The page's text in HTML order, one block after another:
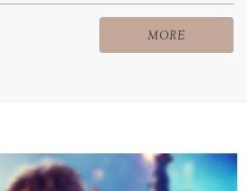
MORE